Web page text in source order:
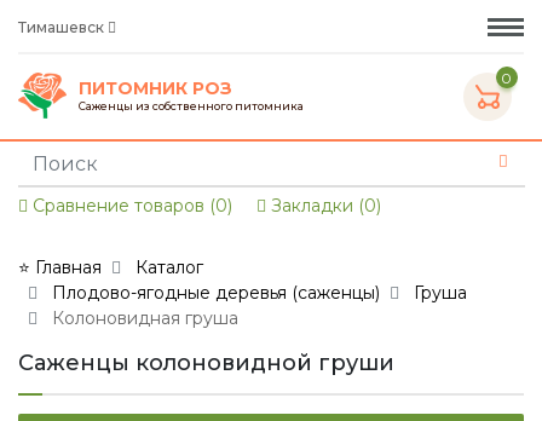
Тимашевск
ПИТОМНИК РОЗ
Саженцы из собственного питомника
0
Сравнение товаров (0) Закладки (0)
⭐ Главная
Каталог
Плодово-ягодные деревья (саженцы)
Груша
Колоновидная груша
Саженцы колоновидной груши